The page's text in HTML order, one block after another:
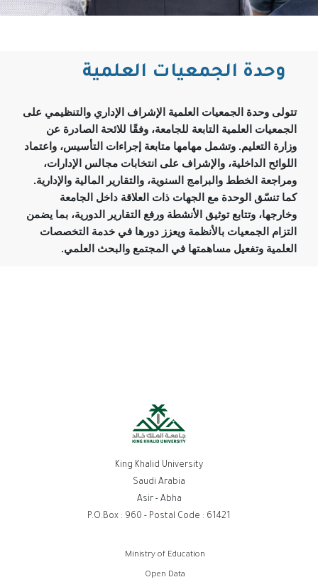
وحدة الجمعيات العلمية
تتولى وحدة الجمعيات العلمية الإشراف الإداري والتنظيمي على
الجمعيات العلمية التابعة للجامعة، وفقًا للائحة الصادرة عن
وزارة التعليم. وتشمل مهامها متابعة إجراءات التأسيس، واعتماد
اللوائح الداخلية، والإشراف على انتخابات مجالس الإدارات،
ومراجعة الخطط والبرامج السنوية، والتقارير المالية والإدارية.
كما تنسّق الوحدة مع الجهات ذات العلاقة داخل الجامعة
وخارجها، وتتابع توثيق الأنشطة ورفع التقارير الدورية، بما يضمن
التزام الجمعيات بالأنظمة ويعزز دورها في خدمة التخصصات
العلمية وتفعيل مساهمتها في المجتمع والبحث العلمي.
King Khalid University
Saudi Arabia
Asir - Abha
P.O.Box : 960 - Postal Code : 61421
Ministry of Education
Open Data